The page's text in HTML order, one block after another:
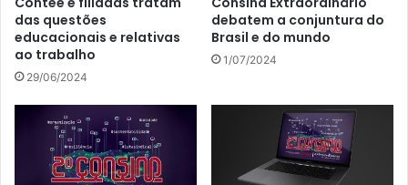
das questões
educacionais e relativas
ao trabalho
29/06/2024
debatem a conjuntura do
Brasil e do mundo
1/07/2024